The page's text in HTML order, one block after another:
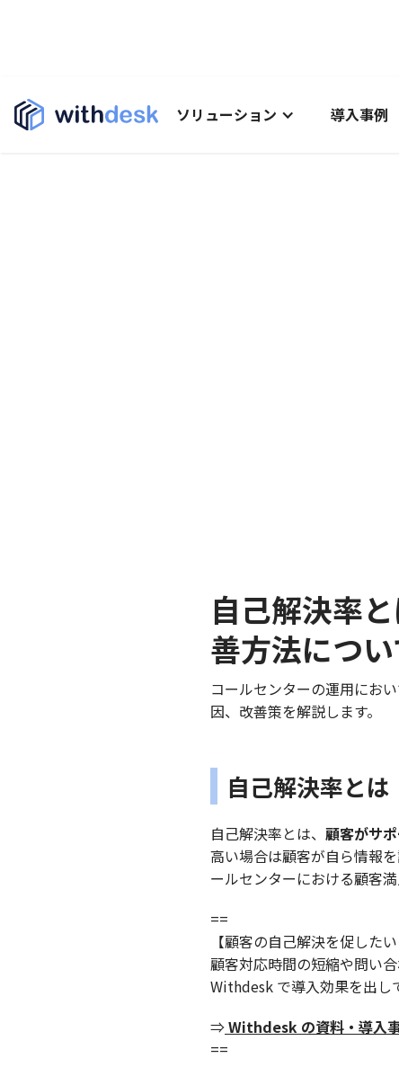
ソリューション 導入事例
自己解決率
善方法につ
コールセンターの運用にお
因、改善策を解説します。
自己解決率とは
自己解決率とは、 顧客がサ
高い場合は顧客が自ら情報
ールセンターにおける顧客
==
【顧客の自己解決を促したい
顧客対応時間の短縮や問い
Withdesk で導入効果を出し
⇒Withdesk の資料・導入
‍==